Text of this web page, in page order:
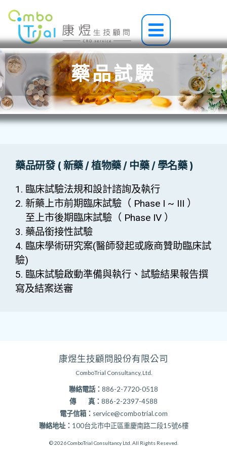
要
內
容
Main
Menu
藥品試驗
藥品研發 ( 新藥 / 植物藥 / 中藥 / 學名藥 )
1. 臨床試驗法規和設計諮詢及執行
2. 新藥上市前期臨床試驗（ Phase I ~ III ）
至上市後期臨床試驗（ Phase IV ）
3. 藥品銜接性試驗
4. 臨床學術研究案(醫師發起或廠商贊助臨床試
驗)
5. 臨床試驗啟動準備與執行、試驗結果報告撰
寫及結案送審
康煜生技顧問股份有限公司
ComboTrial Consultancy, Ltd.
聯絡電話： 886-2-7720-0518
傳 真： 886-2-2397-4588
電子信箱： service@combotrial.com
聯絡地址： 100台北市中正區重慶南路二段15號6樓
© 2026 ComboTrial Consultancy Ltd. All Rights Reseved.